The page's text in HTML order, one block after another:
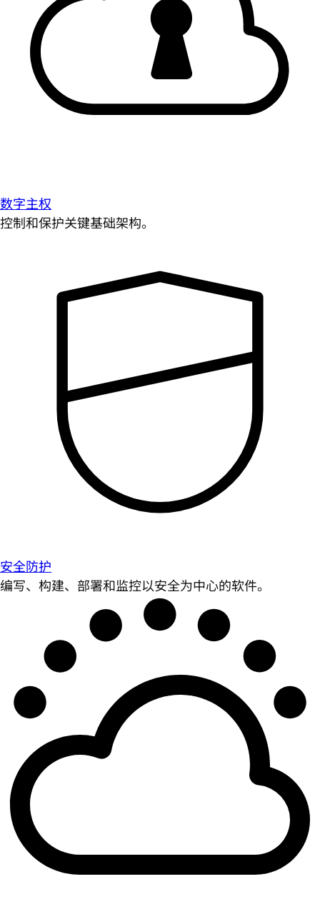
数字主权
控制和保护关键基础架构。
安全防护
编写、构建、部署和监控以安全为中心的软件。